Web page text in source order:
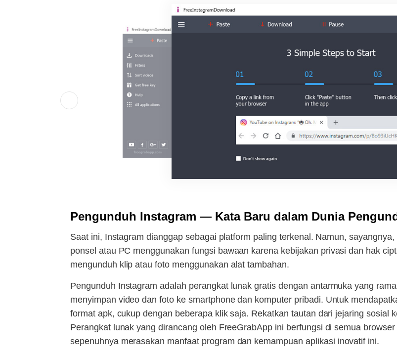
Pengunduh Instagram — Kata Baru dalam Dunia
Saat ini, Instagram dianggap sebagai platform paling terkenal. Namun,
ponsel atau PC menggunakan fungsi bawaan karena kebijakan privasi dan hak
mengunduh klip atau foto menggunakan alat tambahan.
Pengunduh Instagram adalah perangkat lunak gratis dengan antarmuka yang
menyimpan video dan foto ke smartphone dan komputer pribadi. Untuk
format apk, cukup dengan beberapa klik saja. Rekatkan tautan dari jejaring sosial
Perangkat lunak yang dirancang oleh FreeGrabApp ini berfungsi di semua
sepenuhnya merasakan manfaat program dan kemampuan aplikasi inovatif ini.